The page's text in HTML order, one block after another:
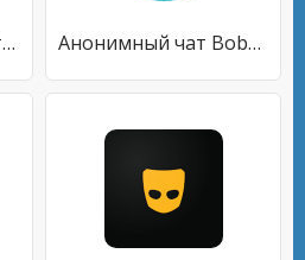
WorldTalk:Подружитесь с людьми по всему миру Анонимный чат Bobbin